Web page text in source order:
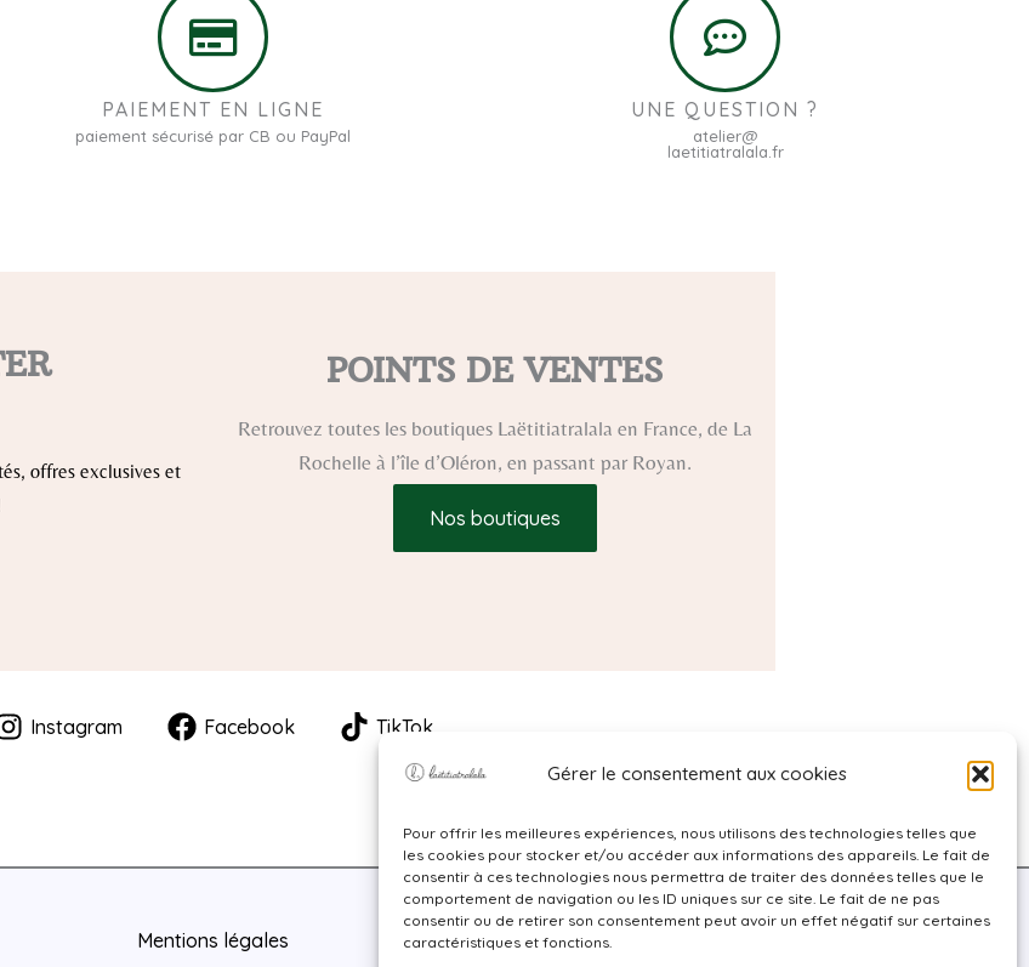
Gérer le consentement aux cookies
Pour offrir les meilleures expériences, nous utilisons des technologies telles que
les cookies pour stocker et/ou accéder aux informations des appareils. Le fait de
consentir à ces technologies nous permettra de traiter des données telles que le
comportement de navigation ou les ID uniques sur ce site. Le fait de ne pas
consentir ou de retirer son consentement peut avoir un effet négatif sur certaines
caractéristiques et fonctions.
PAIEMENT EN LIGNE
paiement sécurisé par CB ou PayPal
UNE QUESTION ?
atelier@
laetitiatralala.fr
offres exclusives et
POINTS DE VENTES
Retrouvez toutes les boutiques Laëtitiatralala en France, de La
Rochelle à l’île d’Oléron, en passant par Royan.
Nos boutiques
Instagram Facebook TikTok
Mentions légales